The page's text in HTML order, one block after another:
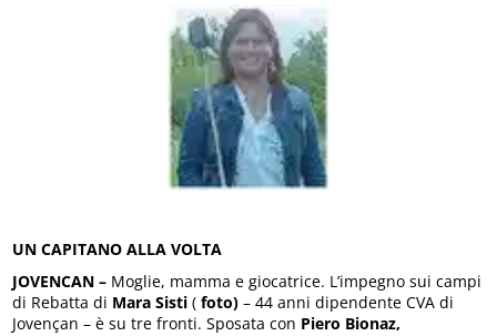
UN CAPITANO ALLA VOLTA
JOVENCAN – Moglie, mamma e giocatrice. L’impegno sui campi
di Rebatta di Mara Sisti (foto) – 44 anni dipendente CVA di
Jovençan – è su tre fronti. Sposata con Piero Bionaz,